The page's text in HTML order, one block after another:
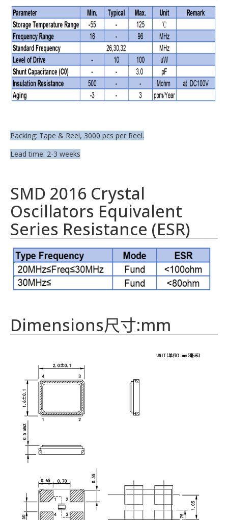
Packing: Tape & Reel, 3000 pcs per Reel.
Lead time: 2-3 weeks
SMD 2016 Crystal
Oscillators Equivalent
Series Resistance (ESR)
Dimensions尺寸:mm